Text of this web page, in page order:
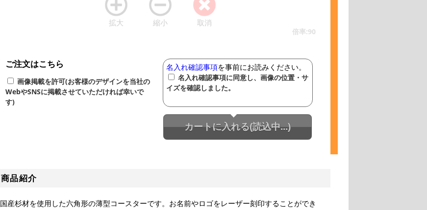
拡大 縮小 取消
倍率:90
ご注文はこちら
画像掲載を許可(お客様のデザインを当社の
WebやSNSに掲載させていただければ幸いで
す)
名入れ確認事項を事前にお読みください。
名入れ確認事項に同意し、画像の位置・サ
イズを確認しました。
カートに入れる(読込中...)
商品紹介
国産杉材を使用した六角形の薄型コースターです。お名前やロゴをレーザー刻印することができ